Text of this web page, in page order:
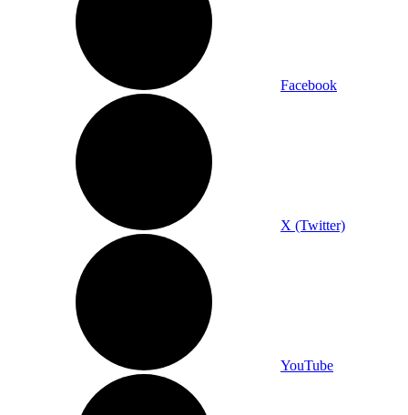
Facebook
X (Twitter)
YouTube